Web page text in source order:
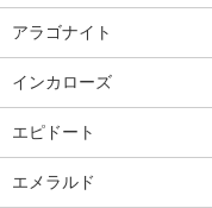
アラゴナイト
インカローズ
エピドート
エメラルド